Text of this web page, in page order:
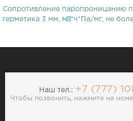
Сопротивление паропроницанию
герметика 3 мм, м²*ч*Па/мг, не
Наш тел.: +7 (777)
Чтобы позвонить, нажмите на